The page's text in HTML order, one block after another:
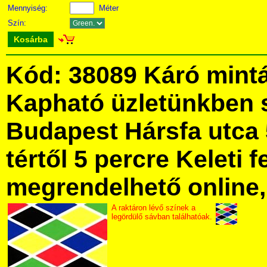
Mennyiség:
Méter
Szín:
Kosárba
Kód: 38089 Káró
Kapható üzletünkben
Budapest Hársfa utca
tértől 5 percre Keleti
megrendelhető
A raktáron lévő színek a
legördülő sávban találhatóak.